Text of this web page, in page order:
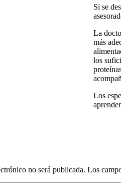
Si se
La
más
los
Los
no será publicada. Los